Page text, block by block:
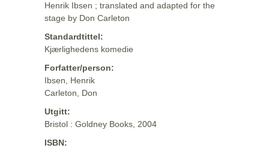
Henrik Ibsen ; translated and adapted for the
stage by Don Carleton
Standardtittel:
Kjærlighedens komedie
Forfatter/person:
Ibsen, Henrik
Carleton, Don
Utgitt:
Bristol : Goldney Books, 2004
ISBN: